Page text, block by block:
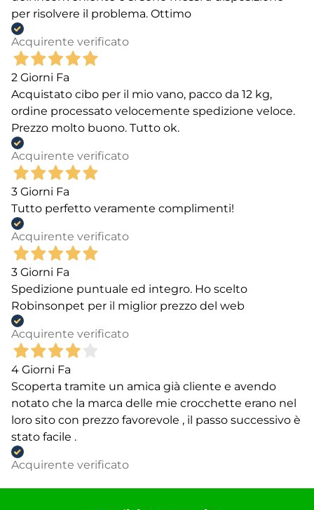
per risolvere il problema. Ottimo
Acquirente verificato
2 Giorni Fa
Acquistato cibo per il mio vano, pacco da 12 kg,
ordine processato velocemente spedizione veloce.
Prezzo molto buono. Tutto ok.
Acquirente verificato
3 Giorni Fa
Tutto perfetto veramente complimenti!
Acquirente verificato
3 Giorni Fa
Spedizione puntuale ed integro. Ho scelto
Robinsonpet per il miglior prezzo del web
Acquirente verificato
4 Giorni Fa
Scoperta tramite un amica già cliente e avendo
notato che la marca delle mie crocchette erano nel
loro sito con prezzo favorevole , il passo successivo è
stato facile .
Acquirente verificato